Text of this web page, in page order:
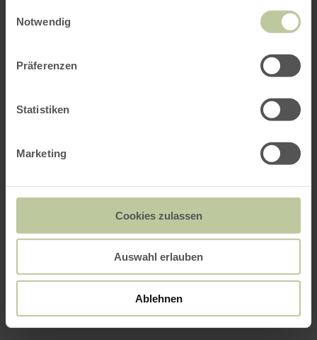
Notwendig
Präferenzen
Statistiken
Marketing
Cookies zulassen
Auswahl erlauben
Ablehnen